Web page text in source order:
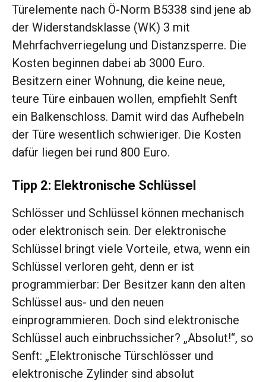
Türelemente nach Ö-Norm B5338 sind jene ab
der Widerstandsklasse (WK) 3 mit
Mehrfachverriegelung und Distanzsperre. Die
Kosten beginnen dabei ab 3000 Euro.
Besitzern einer Wohnung, die keine neue,
teure Türe einbauen wollen, empfiehlt Senft
ein Balkenschloss. Damit wird das Aufhebeln
der Türe wesentlich schwieriger. Die Kosten
dafür liegen bei rund 800 Euro.
Tipp 2: Elektronische Schlüssel
Schlösser und Schlüssel können mechanisch
oder elektronisch sein. Der elektronische
Schlüssel bringt viele Vorteile, etwa, wenn ein
Schlüssel verloren geht, denn er ist
programmierbar: Der Besitzer kann den alten
Schlüssel aus- und den neuen
einprogrammieren. Doch sind elektronische
Schlüssel auch einbruchssicher? „Absolut!“, so
Senft: „Elektronische Türschlösser und
elektronische Zylinder sind absolut